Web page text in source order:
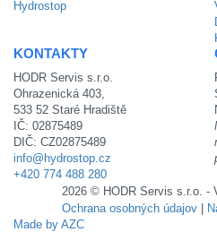
Hydrostop
KONTAKTY
HODR Servis s.r.o.
Ohrazenická 403,
533 52 Staré Hradiště
IČ: 02875489
DIČ: CZ02875489
info@hydrostop.cz
+420 774 488 280
2026 © HODR Servis s.r.o. -
Ochrana osobných údajov
Made by AZC